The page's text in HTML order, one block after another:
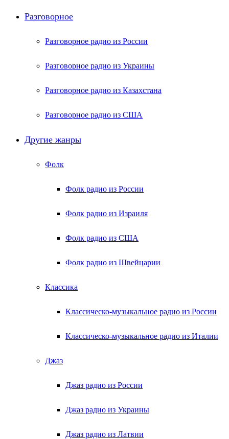
Разговорное
Разговорное радио из России
Разговорное радио из Украины
Разговорное радио из Казахстана
Разговорное радио из США
Другие жанры
Фолк
Фолк радио из России
Фолк радио из Израиля
Фолк радио из США
Фолк радио из Швейцарии
Классика
Классическо-музыкальное радио из России
Классическо-музыкальное радио из Италии
Джаз
Джаз радио из России
Джаз радио из Украины
Джаз радио из Латвии